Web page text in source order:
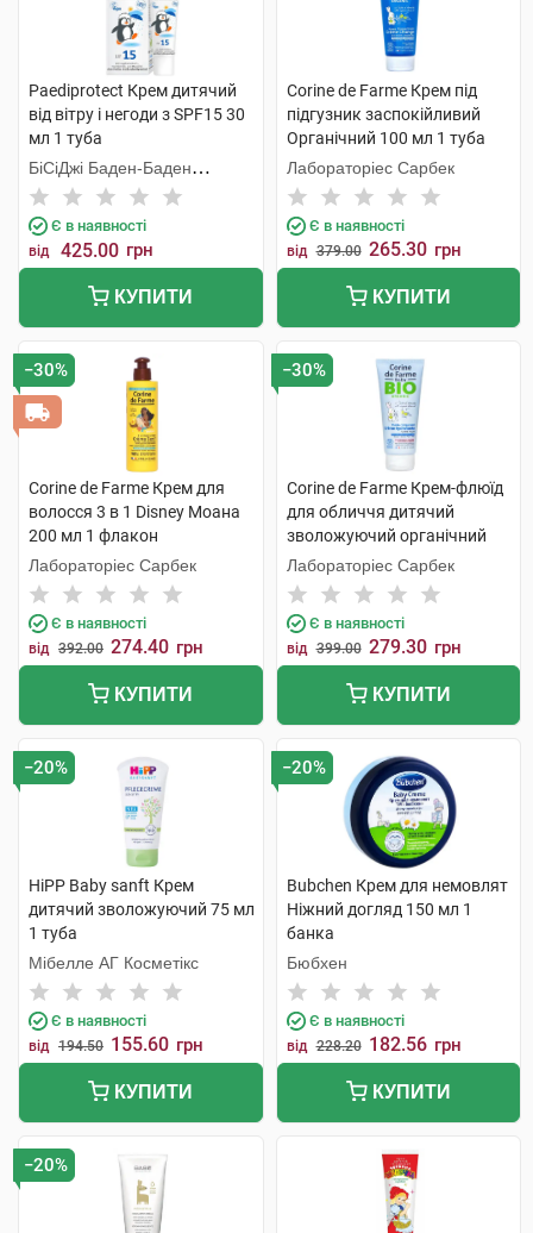
Paediprotect Крем дитячий
від вітру і негоди з SPF15 30
мл 1 туба
БіСіДжі Баден-Баден
Косметікс Груп Гмбх
Є в наявності
від 425.00 грн
КУПИТИ
Corine de Farme Крем під
підгузник заспокійливий
Органічний 100 мл 1 туба
Лабораторіес Сарбек
Є в наявності
від 379.00 265.30 грн
КУПИТИ
−30%
Corine de Farme Крем для
волосся 3 в 1 Disney Моана
200 мл 1 флакон
Лабораторіес Сарбек
Є в наявності
від 392.00 274.40 грн
КУПИТИ
−30%
Corine de Farme Крем-флюїд
для обличчя дитячий
зволожуючий органічний
100 мл 1 туба
Лабораторіес Сарбек
Є в наявності
від 399.00 279.30 грн
КУПИТИ
−20%
HiPP Baby sanft Крем
дитячий зволожуючий 75 мл
1 туба
Мібелле АГ Косметікс
Є в наявності
від 194.50 155.60 грн
КУПИТИ
−20%
Bubchen Крем для немовлят
Ніжний догляд 150 мл 1
банка
Бюбхен
Є в наявності
від 228.20 182.56 грн
КУПИТИ
−20%